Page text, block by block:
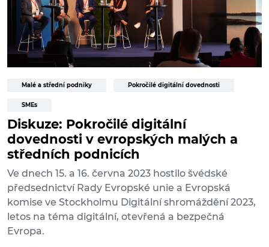
Malé a střední podniky Pokročilé digitální dovednosti
SMEs
Diskuze: Pokročilé digitální
dovednosti v evropských malých a
středních podnicích
Ve dnech 15. a 16. června 2023 hostilo švédské
předsednictví Rady Evropské unie a Evropská
komise ve Stockholmu Digitální shromáždění 2023,
letos na téma digitální, otevřená a bezpečná
Evropa.